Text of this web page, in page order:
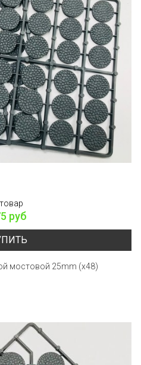
руб
мостовой 25mm (x48)